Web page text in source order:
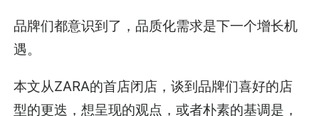
品牌们都意识到了，品质化需求是下一个增长机
遇。
本文从ZARA的首店闭店，谈到品牌们喜好的店
型的更迭，想呈现的观点，或者朴素的基调是，